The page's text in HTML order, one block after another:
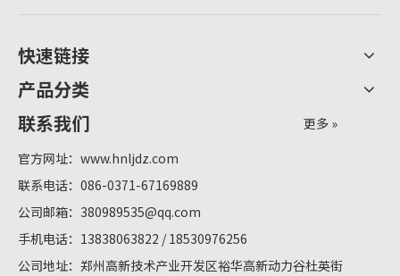
快速链接
产品分类
联系我们
更多 »
官方网址： www.hnljdz.com
联系电话：086-0371-67169889
公司邮箱： 380989535@qq.com
手机电话：13838063822 / 18530976256
公司地址：郑州高新技术产业开发区裕华高新动力谷杜英街